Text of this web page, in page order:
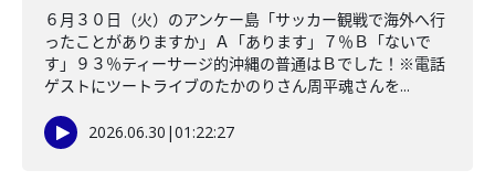
６月３０日（火）のアンケー島「サッカー観戦で海外へ行
ったことがありますか」Ａ「あります」７％Ｂ「ないで
す」９３％ティーサージ的沖縄の普通はＢでした！※電話
ゲストにツートライブのたかのりさん周平魂さんを...
2026.06.30 |01:22:27